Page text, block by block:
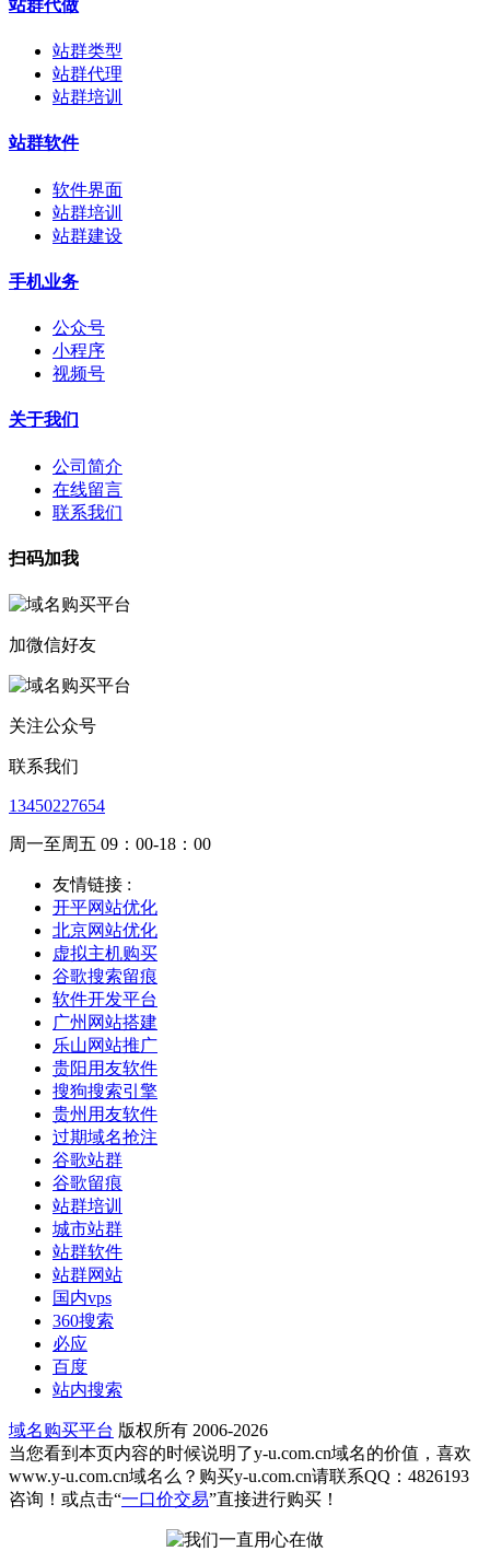
站群代做
站群类型
站群代理
站群培训
站群软件
软件界面
站群培训
站群建设
手机业务
公众号
小程序
视频号
关于我们
公司简介
在线留言
联系我们
扫码加我
加微信好友
关注公众号
联系我们
13450227654
周一至周五 09：00-18：00
友情链接 :
开平网站优化
北京网站优化
虚拟主机购买
谷歌搜索留痕
软件开发平台
广州网站搭建
乐山网站推广
贵阳用友软件
搜狗搜索引擎
贵州用友软件
过期域名抢注
谷歌站群
谷歌留痕
站群培训
城市站群
站群软件
站群网站
国内vps
360搜索
必应
百度
站内搜索
域名购买平台 版权所有 2006-2026
当您看到本页内容的时候说明了y-u.com.cn域名的价值，喜欢
www.y-u.com.cn域名么？购买y-u.com.cn请联系QQ：4826193
咨询！或点击“一口价交易”直接进行购买！